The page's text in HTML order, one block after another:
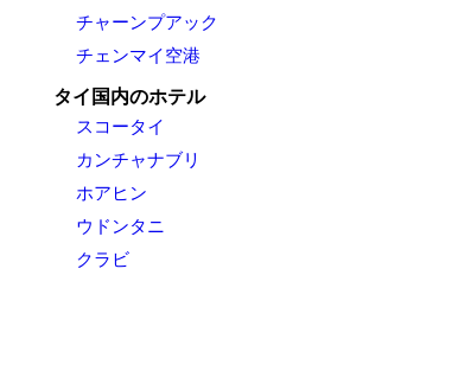
チャーンプアック
チェンマイ空港
タイ国内のホテル
スコータイ
カンチャナブリ
ホアヒン
ウドンタニ
クラビ